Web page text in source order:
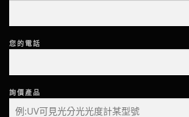
您的電話
詢價產品